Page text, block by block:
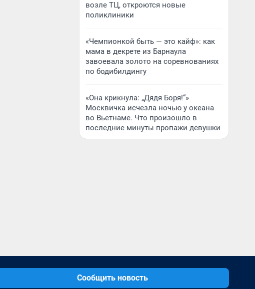
возле ТЦ, откроются новые
поликлиники
«Чемпионкой быть — это кайф»: как
мама в декрете из Барнаула
завоевала золото на соревнованиях
по бодибилдингу
«Она крикнула: „Дядя Боря!“»
Москвичка исчезла ночью у океана
во Вьетнаме. Что произошло в
последние минуты пропажи девушки
Сообщить новость